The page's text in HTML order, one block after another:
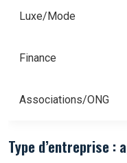
Luxe/Mode
Finance
Associations/ONG
Type d’entreprise :